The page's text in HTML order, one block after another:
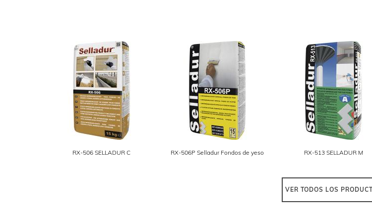
RX-506 SELLADUR C RX-506P Selladur Fondos de yeso RX-513 SELLADUR M
VER TODOS LOS